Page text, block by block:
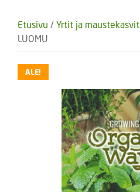
Etusivu / Yrtit ja maustekasvit
LUOMU
ALE!